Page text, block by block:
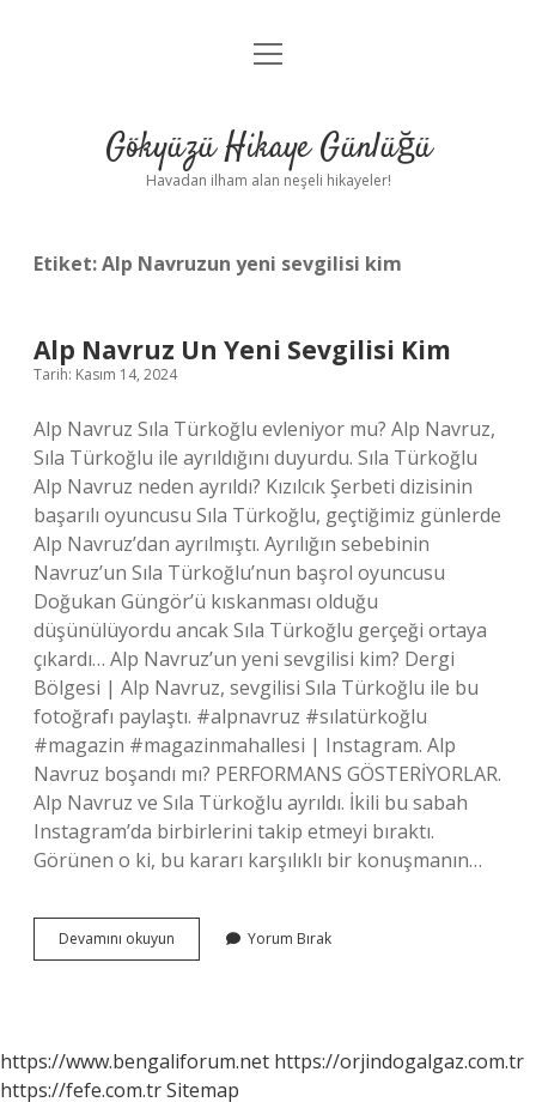
Anasayfa
Yasal Uyarı
menüyü
Gökyüzü Hikaye Günlüğü
Havadan ilham alan neşeli hikayeler!
Etiket:Alp Navruzun yeni sevgilisi kim
Alp Navruz Un Yeni Sevgilisi Kim
Tarih: Kasım 14, 2024
Alp Navruz Sıla Türkoğlu evleniyor mu? Alp Navruz,
Sıla Türkoğlu ile ayrıldığını duyurdu. Sıla Türkoğlu
Alp Navruz neden ayrıldı? Kızılcık Şerbeti dizisinin
başarılı oyuncusu Sıla Türkoğlu, geçtiğimiz günlerde
Alp Navruz’dan ayrılmıştı. Ayrılığın sebebinin
Navruz’un Sıla Türkoğlu’nun başrol oyuncusu
Doğukan Güngör’ü kıskanması olduğu
düşünülüyordu ancak Sıla Türkoğlu gerçeği ortaya
çıkardı… Alp Navruz’un yeni sevgilisi kim? Dergi
Bölgesi | Alp Navruz, sevgilisi Sıla Türkoğlu ile bu
fotoğrafı paylaştı. #alpnavruz #sılatürkoğlu
#magazin #magazinmahallesi | Instagram. Alp
Navruz boşandı mı? PERFORMANS GÖSTERİYORLAR.
Alp Navruz ve Sıla Türkoğlu ayrıldı. İkili bu sabah
Instagram’da birbirlerini takip etmeyi bıraktı.
Görünen o ki, bu kararı karşılıklı bir konuşmanın…
Devamını okuyun
Navruz
Yorum Bırak
https://www.bengaliforum.net https://orjindogalgaz.com.tr
https://fefe.com.trSitemap